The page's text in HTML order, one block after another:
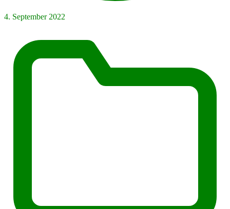
4. September 2022